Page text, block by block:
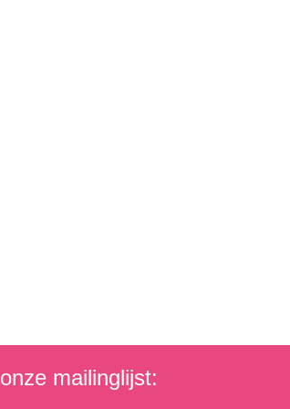
mailinglijst: